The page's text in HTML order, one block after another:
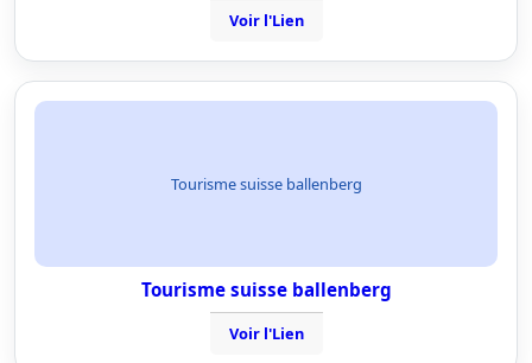
Voir l'Lien
Tourisme suisse ballenberg
Tourisme suisse ballenberg
Voir l'Lien